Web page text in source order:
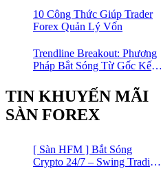
Lần
10 Công Thức Giúp Trader
Forex Quản Lý Vốn
Trendline Breakout: Phương
Pháp Bắt Sóng Từ Gốc Kết
Cho Trader Forex
TIN KHUYẾN MÃI
SÀN FOREX
[ Sàn HFM ] Bắt Sóng
Crypto 24/7 – Swing Trading